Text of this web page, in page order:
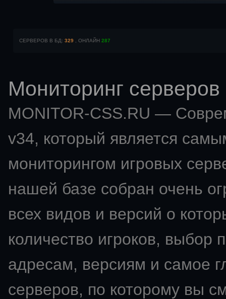
СЕРВЕРОВ В БД: 329 , ОНЛАЙН 287
Мониторинг
MONITOR-CSS.RU —
v34, который является
мониторингом игровых
нашей базе собран очень
всех видов и версий о
количество игроков,
адресам, версиям и самое
серверов, по которому вы